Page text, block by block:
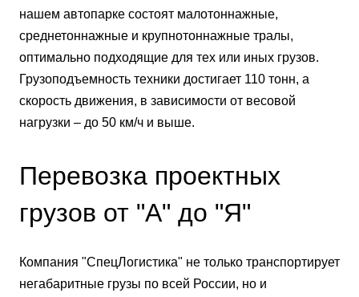
нашем автопарке состоят малотоннажные,
среднетоннажные и крупнотоннажные тралы,
оптимально подходящие для тех или иных грузов.
Грузоподъемность техники достигает 110 тонн, а
скорость движения, в зависимости от весовой
нагрузки – до 50 км/ч и выше.
Перевозка проектных
грузов от "А" до "Я"
Компания "СпецЛогистика" не только транспортирует
негабаритные грузы по всей России, но и